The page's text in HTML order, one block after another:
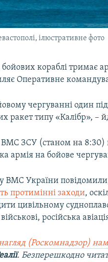
ілюстративне фото
кораблі тримає
Оперативне
чергуванні один
ракет типу «Калібр», –
ЗСУ (станом на 8:30)
армія на бойове
ВМС України повідомили,
протимінні заходи,
цивільному
російська
(Роскомнадзор)
. Безперешкодно